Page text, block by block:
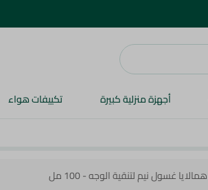
أجهزة منزلية كبيرة تكييفات هواء
همالايا غسول نيم لتنقية الوجه - 100 مل